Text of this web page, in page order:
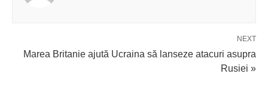
NEXT
Marea Britanie ajută Ucraina să lanseze atacuri asupra
Rusiei »